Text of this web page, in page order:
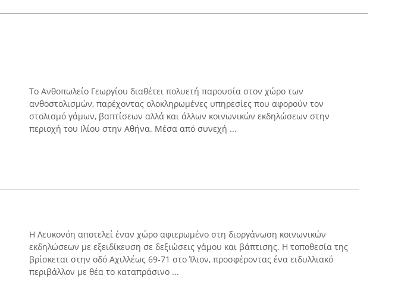
Το Ανθοπωλείο Γεωργίου διαθέτει πολυετή παρουσία στον χώρο των
ανθοστολισμών, παρέχοντας ολοκληρωμένες υπηρεσίες που αφορούν τον
στολισμό γάμων, βαπτίσεων αλλά και άλλων κοινωνικών εκδηλώσεων στην
περιοχή του Ιλίου στην Αθήνα. Μέσα από συνεχή ...
Η Λευκονόη αποτελεί έναν χώρο αφιερωμένο στη διοργάνωση κοινωνικών
εκδηλώσεων με εξειδίκευση σε δεξιώσεις γάμου και βάπτισης. Η τοποθεσία της
βρίσκεται στην οδό Αχιλλέως 69-71 στο Ίλιον, προσφέροντας ένα ειδυλλιακό
περιβάλλον με θέα το καταπράσινο ...